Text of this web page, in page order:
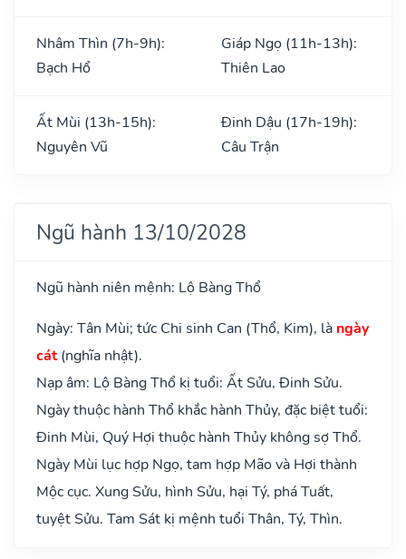
Nhâm Thìn (7h-9h):
Bạch Hổ
Giáp Ngọ (11h-13h):
Thiên Lao
Ất Mùi (13h-15h):
Nguyên Vũ
Đinh Dậu (17h-19h):
Câu Trận
Ngũ hành 13/10/2028
Ngũ hành niên mệnh: Lộ Bàng Thổ
Ngày: Tân Mùi; tức Chi sinh Can (Thổ, Kim), là ngày
cát(nghĩa nhật).
Nạp âm: Lộ Bàng Thổ kị tuổi: Ất Sửu, Đinh Sửu.
Ngày thuộc hành Thổ khắc hành Thủy, đặc biệt tuổi:
Đinh Mùi, Quý Hợi thuộc hành Thủy không sợ Thổ.
Ngày Mùi lục hợp Ngọ, tam hợp Mão và Hợi thành
Mộc cục. Xung Sửu, hình Sửu, hại Tý, phá Tuất,
tuyệt Sửu. Tam Sát kị mệnh tuổi Thân, Tý, Thìn.